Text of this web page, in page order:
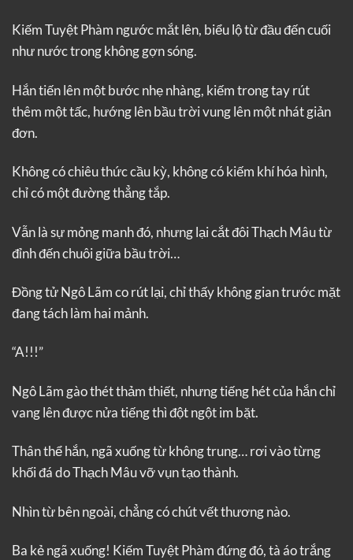
Kiếm Tuyệt Phàm ngước mắt lên, biểu lộ từ đầu đến cuối
như nước trong không gợn sóng.
Hắn tiến lên một bước nhẹ nhàng, kiếm trong tay rút
thêm một tấc, hướng lên bầu trời vung lên một nhát giản
đơn.
Không có chiêu thức cầu kỳ, không có kiếm khí hóa hình,
chỉ có một đường thẳng tắp.
Vẫn là sự mỏng manh đó, nhưng lại cắt đôi Thạch Mâu từ
đỉnh đến chuôi giữa bầu trời…
Đồng tử Ngô Lãm co rút lại, chỉ thấy không gian trước mặt
đang tách làm hai mảnh.
“A!!!”
Ngô Lãm gào thét thảm thiết, nhưng tiếng hét của hắn chỉ
vang lên được nửa tiếng thì đột ngột im bặt.
Thân thể hắn, ngã xuống từ không trung… rơi vào từng
khối đá do Thạch Mâu vỡ vụn tạo thành.
Nhìn từ bên ngoài, chẳng có chút vết thương nào.
Ba kẻ ngã xuống! Kiếm Tuyệt Phàm đứng đó, tà áo trắng